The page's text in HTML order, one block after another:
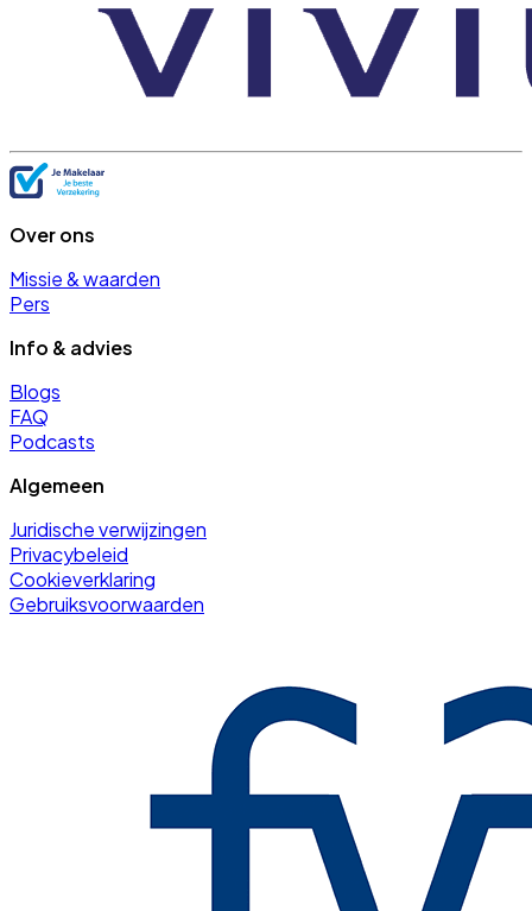
Over ons
Missie & waarden
Pers
Info & advies
Blogs
FAQ
Podcasts
Algemeen
Juridische verwijzingen
Privacybeleid
Cookieverklaring
Gebruiksvoorwaarden